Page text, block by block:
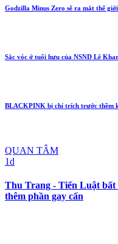
Godzilla Minus Zero sẽ ra mắt thế
Sắc vóc ở tuổi hưu của NSND Lê
BLACKPINK bị chỉ trích trước thềm
QUAN TÂM
1d
Thu Trang - Tiến Luật bất
thêm phần gay cấn